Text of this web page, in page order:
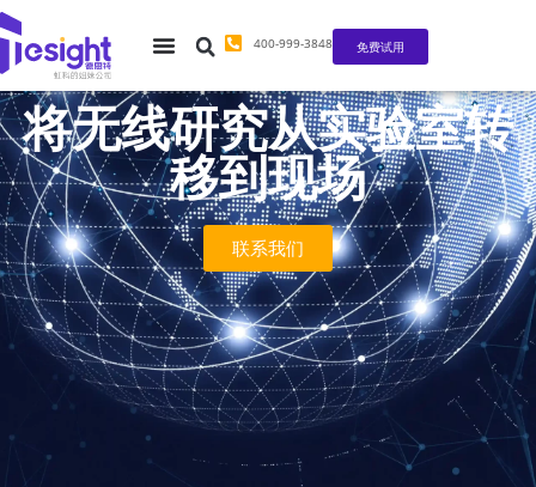
400-999-3848 免费试用
将无线研究从实验室转
移到现场
联系我们